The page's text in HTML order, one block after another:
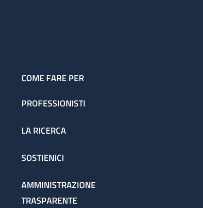
COME FARE PER
PROFESSIONISTI
LA RICERCA
SOSTIENICI
AMMINISTRAZIONE
TRASPARENTE